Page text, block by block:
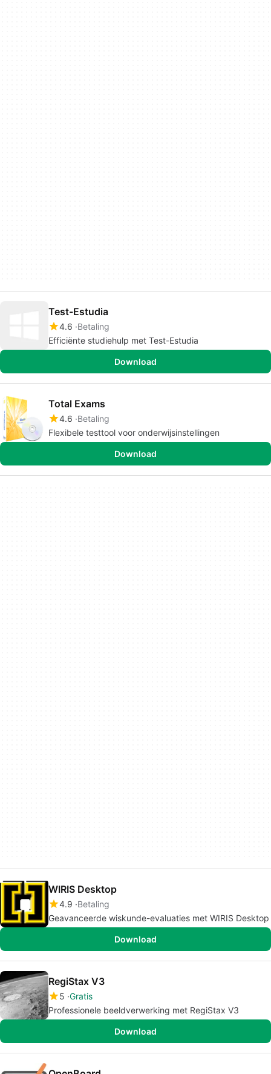
Test-Estudia
4.6 Betaling
Efficiënte studiehulp met Test-Estudia
Download
Total Exams
4.6 Betaling
Flexibele testtool voor onderwijsinstellingen
Download
WIRIS Desktop
4.9 Betaling
Geavanceerde wiskunde-evaluaties met WIRIS Desktop
Download
RegiStax V3
5 Gratis
Professionele beeldverwerking met RegiStax V3
Download